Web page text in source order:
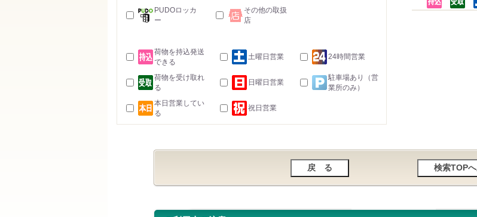
PUDOロッカ
ー
その他の取扱
店
荷物を持込発送
できる
土曜日営業 24時間営業
荷物を受け取れ
る
日曜日営業
駐車場あり（営
業所のみ）
本日営業してい
る
祝日営業